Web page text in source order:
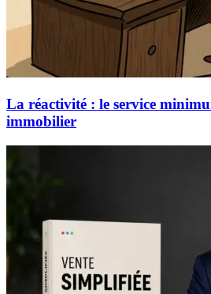
La réactivité : le service
immobilier